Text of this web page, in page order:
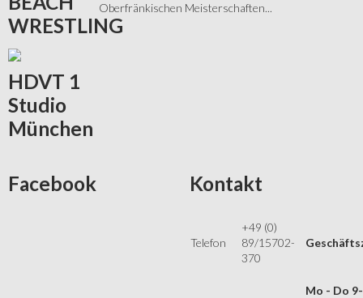
Oberfränkischen Meisterschaften...
WRESTLING
HDVT 1
Studio
München
Facebook Kontakt
Telefon
+49 (0)
89/15702-
370
Mo - Do